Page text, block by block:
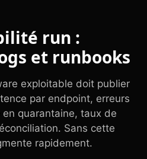
run :
et runbooks
exploitable doit publier
par endpoint, erreurs
quarantaine, taux de
Sans cette
rapidement.